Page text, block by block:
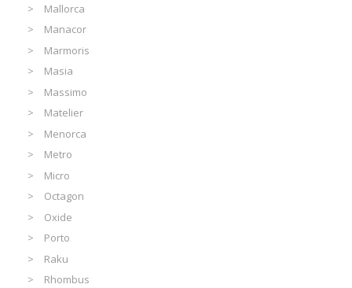
Mallorca
Manacor
Marmoris
Masia
Massimo
Matelier
Menorca
Metro
Micro
Octagon
Oxide
Porto
Raku
Rhombus